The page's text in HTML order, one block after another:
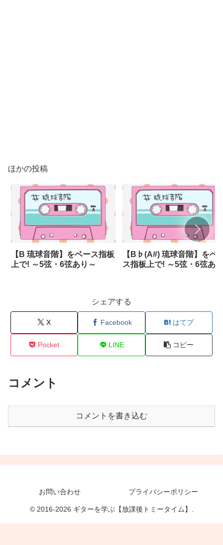
ほかの投稿
【B 琉球音階】をベース指板
上で! ～5弦・6弦あり～
【B♭(A#) 琉球音階】をベ
ス指板上で! ～5弦・6弦あり
シェアする
X Facebook はてブ
Pocket LINE コピー
コメント
コメントを書き込む
お問い合わせ プライバシーポリシー
© 2016-2026 ギターを学ぶ【放課後トミータイム】.